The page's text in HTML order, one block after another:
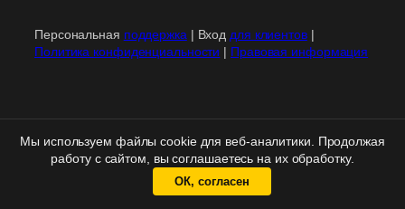
Мы используем файлы cookie для веб-аналитики. Продолжая
работу с сайтом, вы соглашаетесь на их обработку.
ОК, согласен
Персональная поддержка | Вход для клиентов|
Политика конфиденциальности | Правовая информация